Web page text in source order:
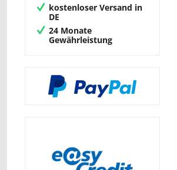
kostenloser Versand in
DE
24 Monate
Gewährleistung